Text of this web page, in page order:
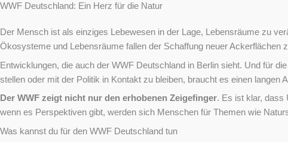
WWF Deutschland: Ein Herz für die Natur
Der Mensch ist als einziges Lebewesen in der Lage, Lebensräume zu
Ökosysteme und Lebensräume fallen der Schaffung neuer Ackerflächen
Entwicklungen, die auch der WWF Deutschland in Berlin sieht. Und für
stellen oder mit der Politik in Kontakt zu bleiben, braucht es einen langen
Der WWF zeigt nicht nur den erhobenen Zeigefinger. Es ist klar, dass
wenn es Perspektiven gibt, werden sich Menschen für Themen wie
Was kannst du für den WWF Deutschland tun